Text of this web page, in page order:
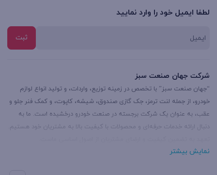
لطفا ایمیل خود را وارد نمایید
شرکت جهان صنعت سبز
“جهان صنعت سبز” با تخصص در زمینه توزیع، واردات، و تولید انواع لوازم
خودرو، از جمله لنت ترمز، جک گازی صندوق، شیشه، کاپوت، و کمک فنر جلو و
عقب، به عنوان یک شرکت برجسته در صنعت خودرو درخشیده است. ما به
دنبال ارائه خدمات حرفه‌ای و محصولات با کیفیت بالا به مشتریان خود هستیم.
“جهان صنعت سبز” انواع محصولات خود را با گستره وسیعی ارائه می‌دهد.
نمایش بیشتر